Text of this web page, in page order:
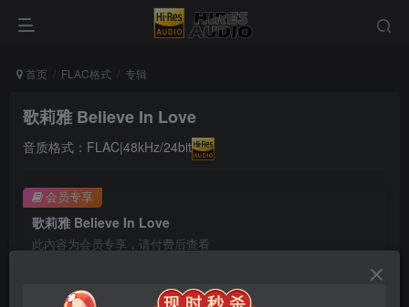
首页 FLAC格式 专辑
歌莉雅 Believe In Love
音质格式：FLAC|48kHz/24bit
歌莉雅 Believe In Love
此内容为会员专享，请付费后查看
9.9 ￥99
会员专享